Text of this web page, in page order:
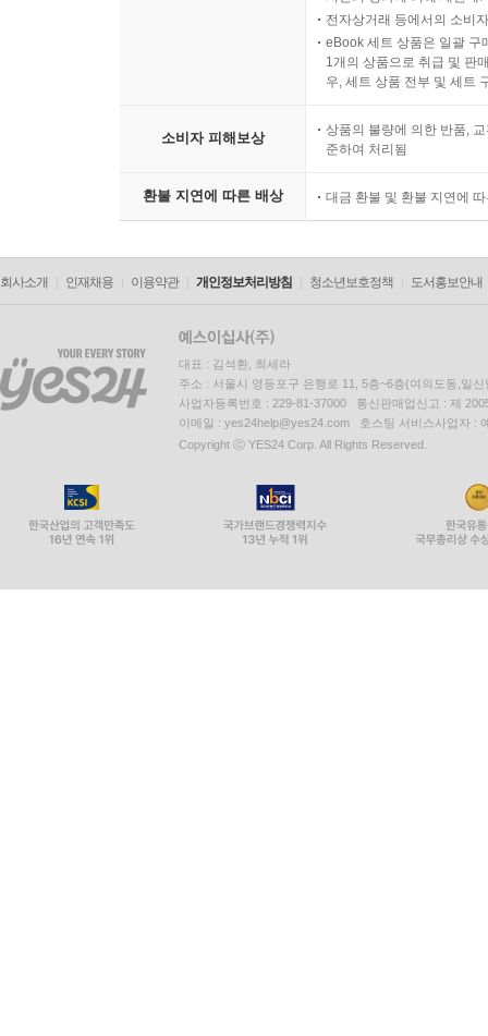
전자상거래 등에서의 소비
eBook 세트 상품은 일괄 구
1개의 상품으로 취급 및 판
우, 세트 상품 전부 및 세트
소비자 피해보상
상품의 불량에 의한 반품,
준하여 처리됨
환불 지연에 따른 배상 대금 환불 및 환불 지연에
회사소개 인재채용 이용약관 개인정보처리방침 청소년보호정책 도서홍보안내
대표 : 김석환, 최세라
주소 : 서울시 영등포구 은행로 11, 5층~6층(여의도동,일신
사업자등록번호 : 229-81-37000 통신판매업신고 : 제
이메일 : yes24help@yes24.com 호스팅 서비스사업자 :
Copyright ⓒ YES24 Corp. All Rights Reserved.